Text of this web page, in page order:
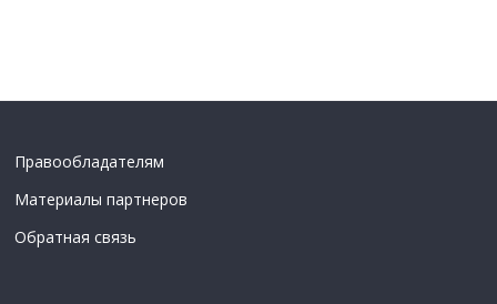
Правообладателям
Материалы партнеров
Обратная связь